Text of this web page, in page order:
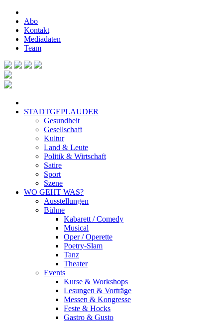
Abo
Kontakt
Mediadaten
Team
STADTGEPLAUDER
Gesundheit
Gesellschaft
Kultur
Land & Leute
Politik & Wirtschaft
Satire
Sport
Szene
WO GEHT WAS?
Ausstellungen
Bühne
Kabarett / Comedy
Musical
Oper / Operette
Poetry-Slam
Tanz
Theater
Events
Kurse & Workshops
Lesungen & Vorträge
Messen & Kongresse
Feste & Hocks
Gastro & Gusto